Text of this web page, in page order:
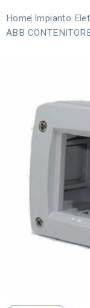
Home Impianto
ABB